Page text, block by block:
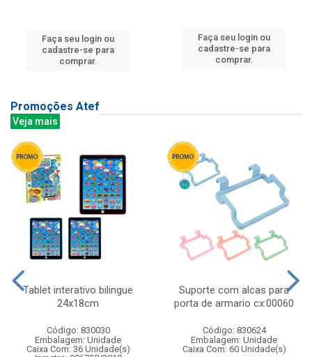
Faça seu login ou
cadastre-se para
comprar.
Faça seu login ou
cadastre-se para
comprar.
Promoções Atef
Veja mais
Tablet interativo bilingue
24x18cm
Código: 830030
Embalagem: Unidade
Caixa Com: 36 Unidade(s)
Suporte com alcas para
porta de armario cx:00060
Código: 830624
Embalagem: Unidade
Caixa Com: 60 Unidade(s)